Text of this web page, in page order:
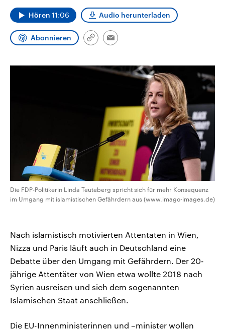
Hören 11:06 Audio herunterladen
Abonnieren
Link
Email
Die FDP-Politikerin Linda Teuteberg spricht sich für mehr Konsequenz
im Umgang mit islamistischen Gefährdern aus (www.imago-images.de)
Nach islamistisch motivierten Attentaten in Wien,
Nizza und Paris läuft auch in Deutschland eine
Debatte über den Umgang mit Gefährdern. Der 20-
jährige Attentäter von Wien etwa wollte 2018 nach
Syrien ausreisen und sich dem sogenannten
Islamischen Staat anschließen.
Die EU-Innenministerinnen und –minister wollen